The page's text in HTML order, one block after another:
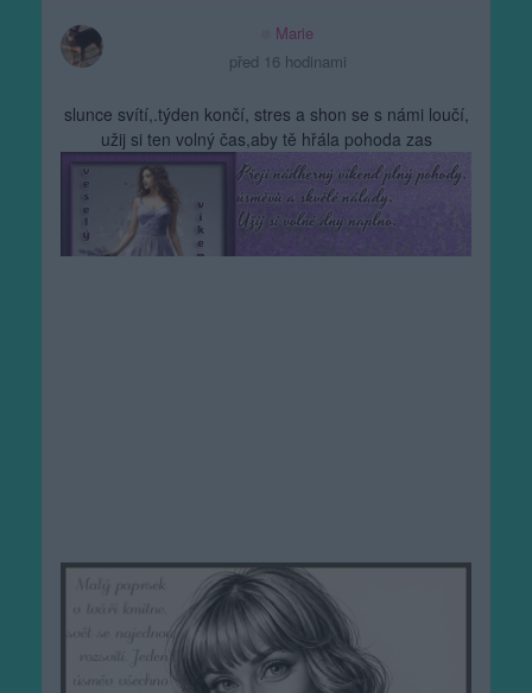
Marie
před 16 hodinami
slunce svítí,.týden končí, stres a shon se s námi loučí,
užij si ten volný čas,aby tě hřála pohoda zas